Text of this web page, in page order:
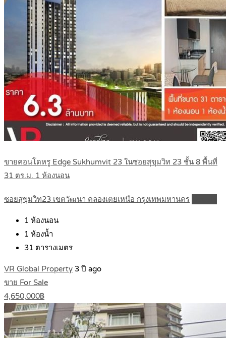
ขายคอนโดหรู Edge Sukhumvit 23 ในซอยสุขุมวิท 23 ชั้น 8 พื้นที่
31 ตร.ม. 1 ห้องนอน
ซอยสุขุมวิท23 เขตวัฒนา คลองเตยเหนือ กรุงเทพมหานคร
1 ห้องนอน
1 ห้องน้ำ
31 ตารางเมตร
VR Global Property 3 ปี ago
ขาย For Sale
4,650,000฿